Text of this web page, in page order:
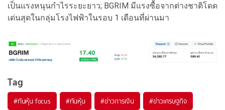
เป็นแรงหนุนกำไรระยะยาว; BGRIM มีแรงซื้อจากต่างชาติโดด
เด่นสุดในกลุ่มโรงไฟฟ้าในรอบ 1 เดือนที่ผ่านมา
Tag
#ทันหุ้น focus #ทันหุ้น #ข่าวการเงิน #ข่าวเศรษฐกิจ